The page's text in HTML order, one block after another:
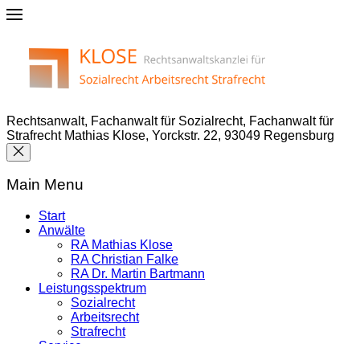
Rechtsanwalt, Fachanwalt für Sozialrecht, Fachanwalt für
Strafrecht Mathias Klose, Yorckstr. 22, 93049 Regensburg
Main Menu
Start
Anwälte
RA Mathias Klose
RA Christian Falke
RA Dr. Martin Bartmann
Leistungsspektrum
Sozialrecht
Arbeitsrecht
Strafrecht